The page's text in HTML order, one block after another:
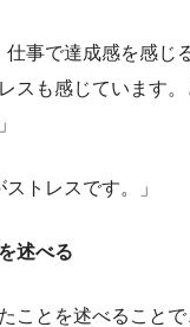
仕事で達成感を感じ
スも感じています
ストレスです。」
述べる
ことを述べること